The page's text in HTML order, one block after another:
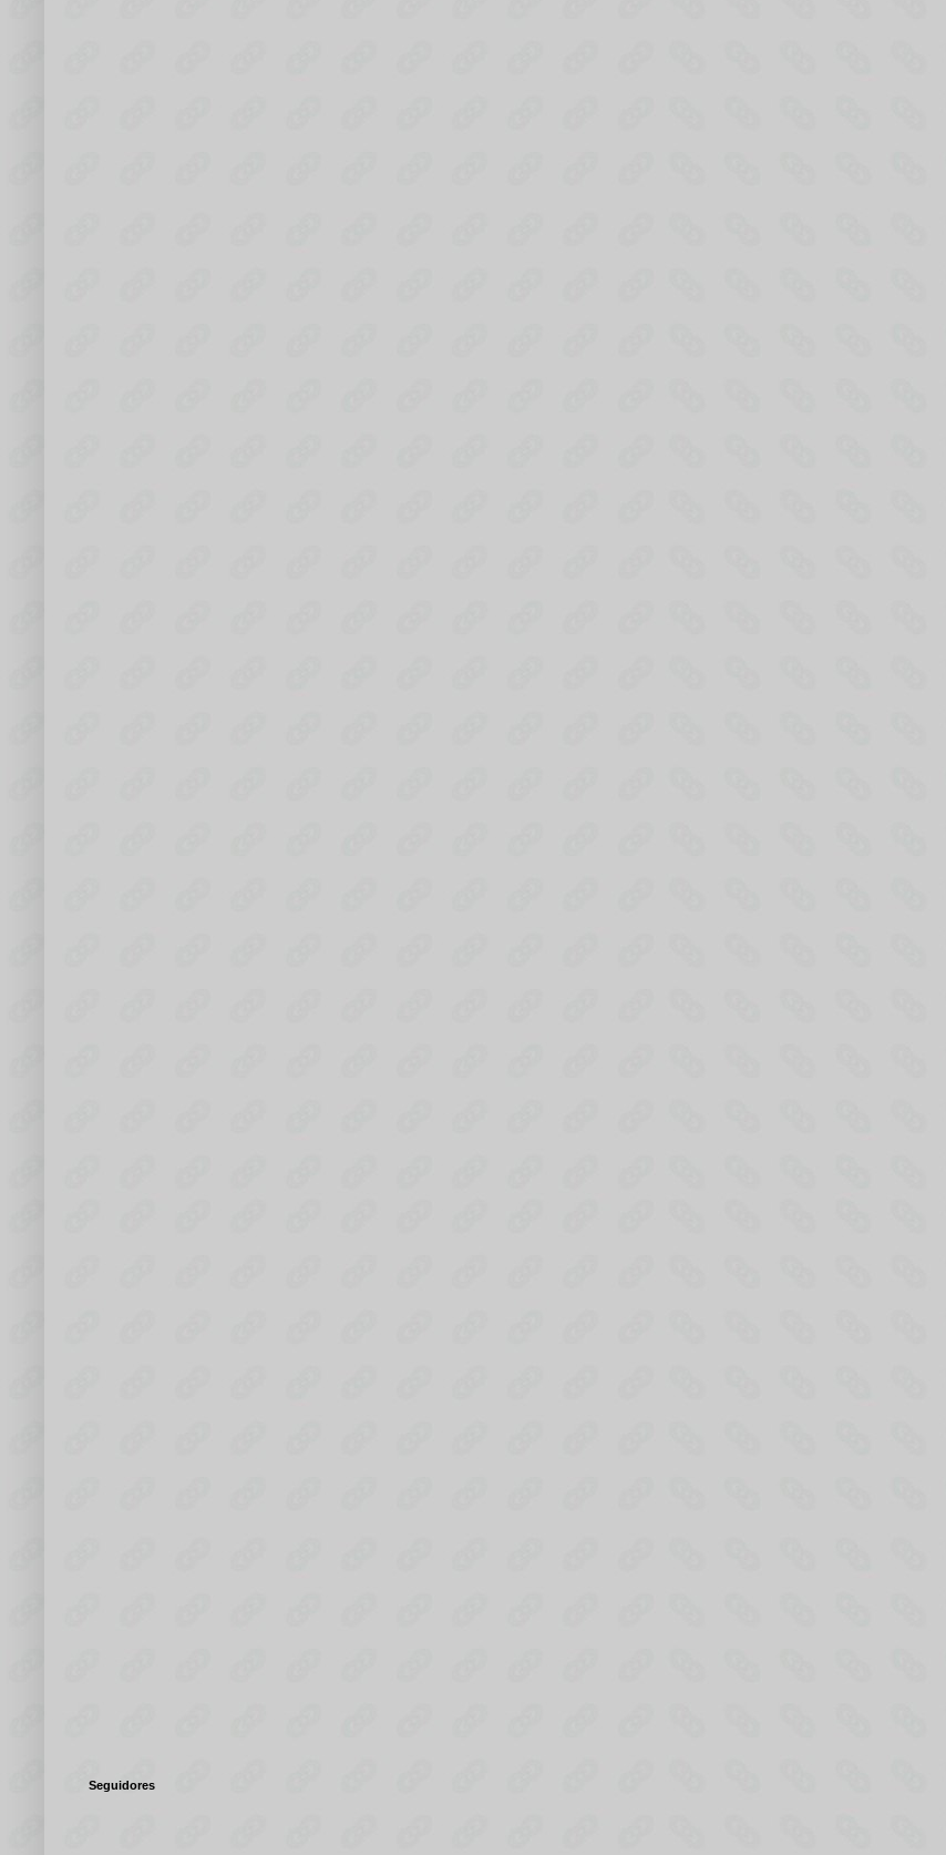
Seguidores